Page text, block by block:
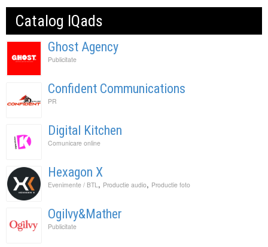
Catalog IQads
Ghost Agency
Publicitate
Confident Communications
PR
Digital Kitchen
Comunicare online
Hexagon X
Evenimente / BTL , Productie audio, Productie foto
Ogilvy&Mather
Publicitate